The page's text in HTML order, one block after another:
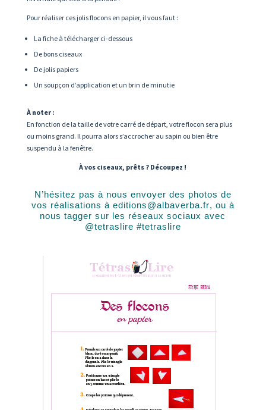
Pour réaliser ces jolis flocons en papier, il vous faut :
La fiche à télécharger ci-dessous
De bons ciseaux
De jolis papiers
Un soupçon d’application et un brin de minutie
À noter :
En fonction de la taille de votre carré de départ, votre flocon sera plus
ou moins grand. Il pourra alors s’accrocher au sapin ou bien être
suspendu à la fenêtre.
À vos ciseaux, prêts ? Découpez !
N’hésitez pas à nous envoyer des photos de
vos réalisations à editions@albaverba.fr, ou à
nous tagger sur les réseaux sociaux avec
@tetraslire #tetraslire